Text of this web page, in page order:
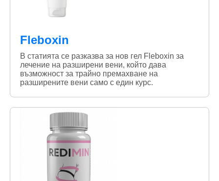
Fleboxin
В статията се разказва за нов гел Fleboxin за
лечение на разширени вени, който дава
възможност за трайно премахване на
разширените вени само с един курс.